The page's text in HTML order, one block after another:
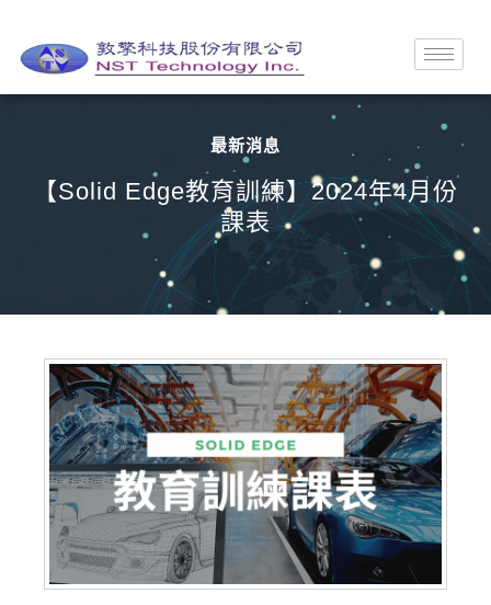
最新消息
【Solid Edge教育訓練】2024年4月份
課表